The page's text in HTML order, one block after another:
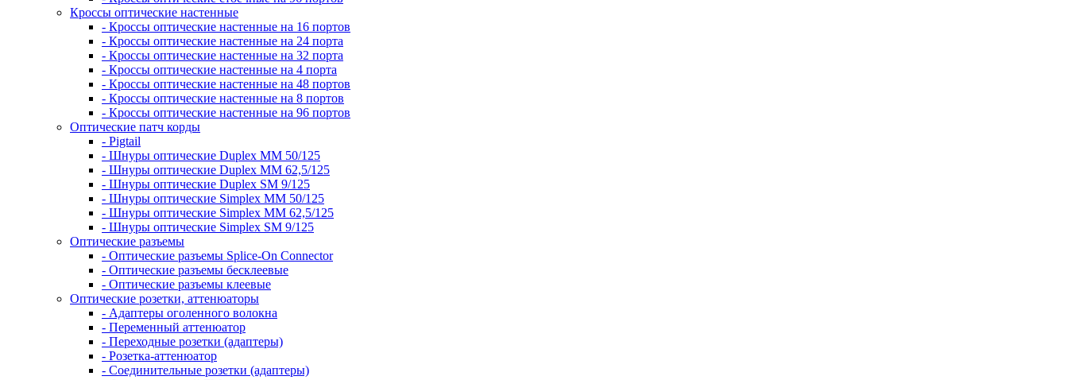
Кроссы оптические настенные
- Кроссы оптические настенные на 16 портов
- Кроссы оптические настенные на 24 порта
- Кроссы оптические настенные на 32 порта
- Кроссы оптические настенные на 4 порта
- Кроссы оптические настенные на 48 портов
- Кроссы оптические настенные на 8 портов
- Кроссы оптические настенные на 96 портов
Оптические патч корды
- Pigtail
- Шнуры оптические Duplex MM 50/125
- Шнуры оптические Duplex MM 62,5/125
- Шнуры оптические Duplex SM 9/125
- Шнуры оптические Simplex MM 50/125
- Шнуры оптические Simplex MM 62,5/125
- Шнуры оптические Simplex SM 9/125
Оптические разъемы
- Оптические разъемы Splice-On Connector
- Оптические разъемы бесклеевые
- Оптические разъемы клеевые
Оптические розетки, аттенюаторы
- Адаптеры оголенного волокна
- Переменный аттенюатор
- Переходные розетки (адаптеры)
- Розетка-аттенюатор
- Соединительные розетки (адаптеры)